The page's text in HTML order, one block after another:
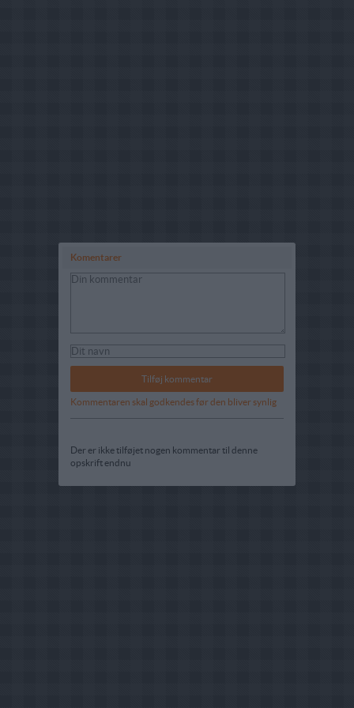
Komentarer
Kommentaren skal godkendes før den bliver synlig
Der er ikke tilføjet nogen kommentar til denne
opskrift endnu